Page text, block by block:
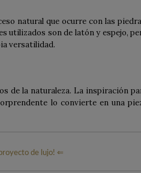
natural que ocurre con las
utilizados son de latón y espejo,
versatilidad.
de la naturaleza. La inspiración
lo convierte en una
de lujo! ⇐